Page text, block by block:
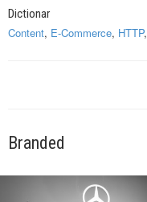
Dictionar
Content, E-Commerce, HTTP,
Branded